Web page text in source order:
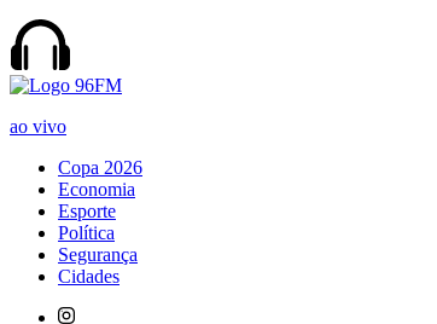
ao vivo
Copa 2026
Economia
Esporte
Política
Segurança
Cidades